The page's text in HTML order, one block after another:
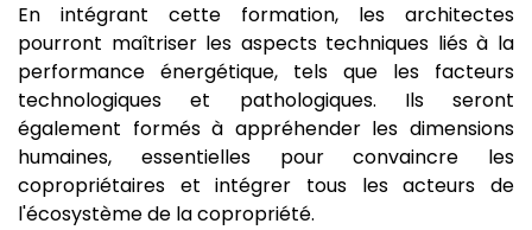
En intégrant cette formation, les architectes
pourront maîtriser les aspects techniques liés à la
performance énergétique, tels que les facteurs
technologiques et pathologiques. Ils seront
également formés à appréhender les dimensions
humaines, essentielles pour convaincre les
copropriétaires et intégrer tous les acteurs de
l'écosystème de la copropriété.